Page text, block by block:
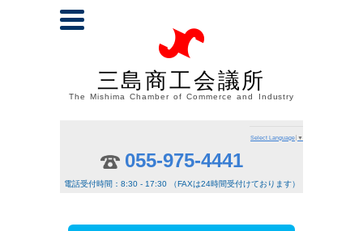
三島商工会議所
The Mishima Chamber of Commerce and Industry
Select Language ▼
055-975-4441
電話受付時間：8:30 - 17:30 （FAXは24時間受付けております）